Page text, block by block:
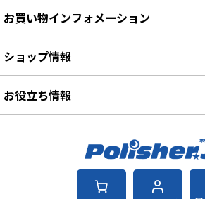
お買い物インフォメーション
ショップ情報
お役立ち情報